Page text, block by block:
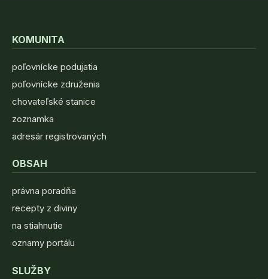
KOMUNITA
poľovnícke podujatia
poľovnícke združenia
chovateľské stanice
zoznamka
adresár registrovaných
OBSAH
právna poradňa
recepty z diviny
na stiahnutie
oznamy portálu
SLUŽBY